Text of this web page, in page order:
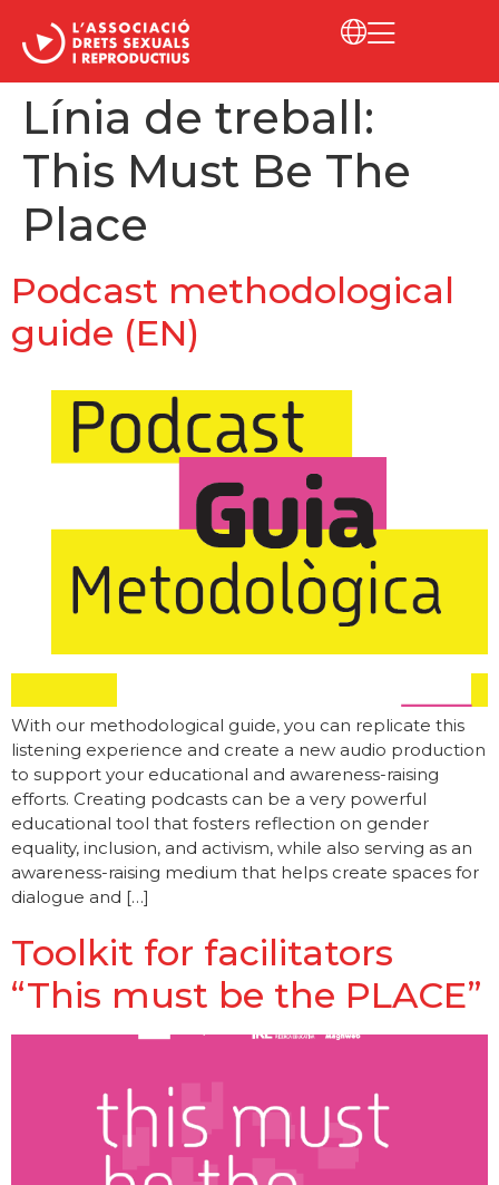
Línia de treball:
This Must Be The
Place
Podcast methodological
guide (EN)
With our methodological guide, you can replicate this
listening experience and create a new audio production
to support your educational and awareness-raising
efforts. Creating podcasts can be a very powerful
educational tool that fosters reflection on gender
equality, inclusion, and activism, while also serving as an
awareness-raising medium that helps create spaces for
dialogue and […]
Toolkit for facilitators
“This must be the PLACE”